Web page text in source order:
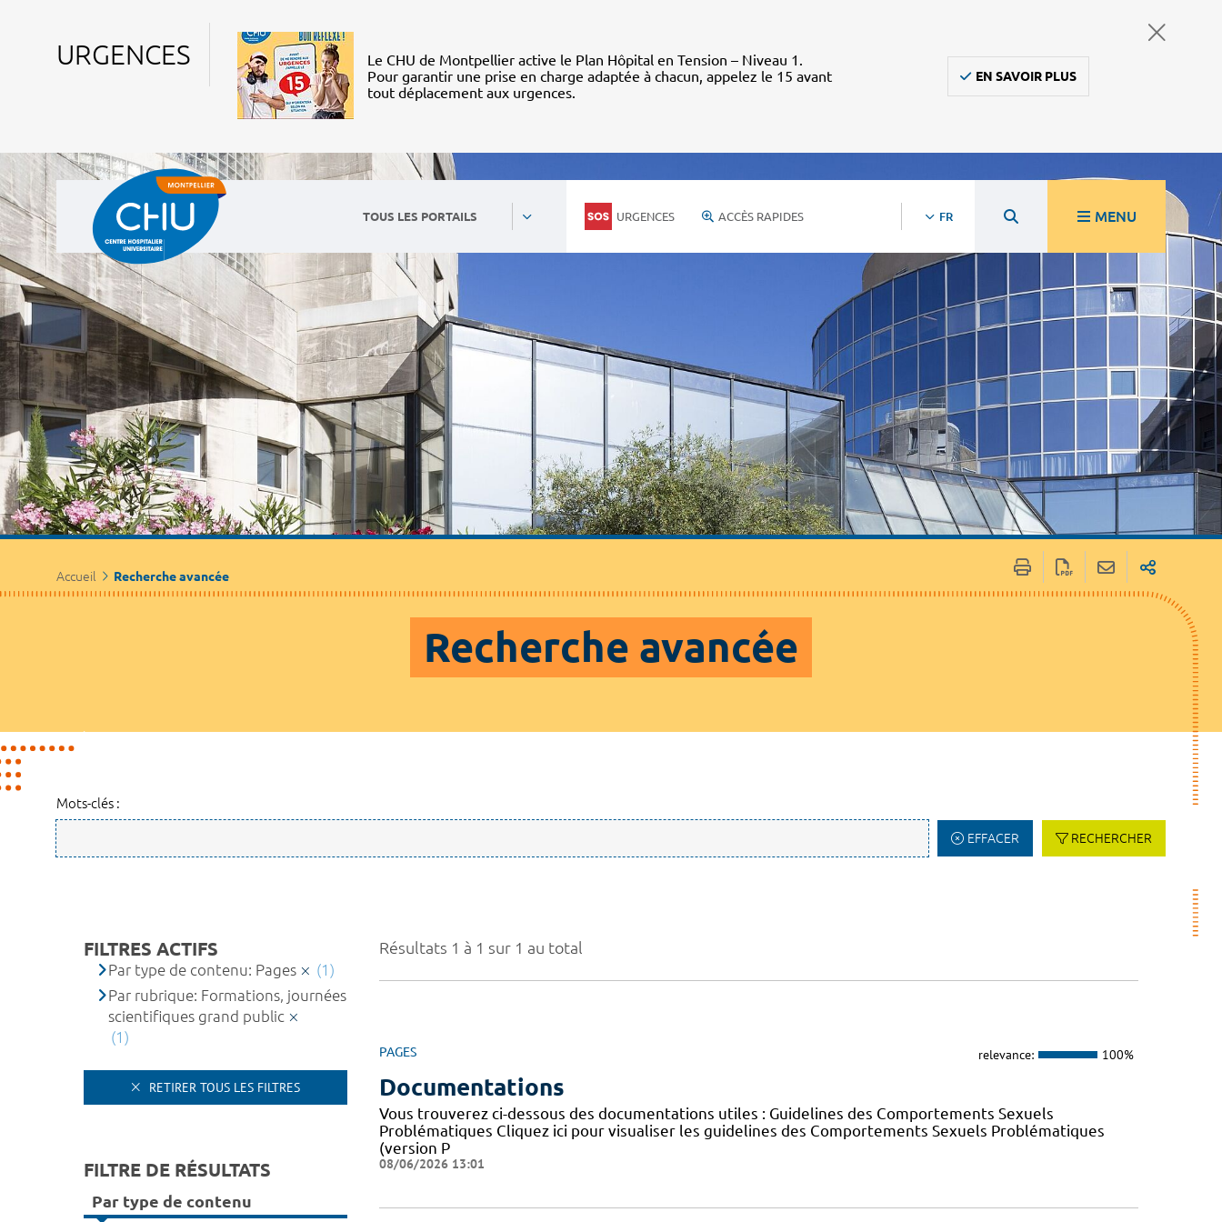
URGENCES
Le CHU de Montpellier active le Plan Hôpital en Tension – Niveau 1.
Pour garantir une prise en charge adaptée à chacun, appelez le 15 avant
tout déplacement aux urgences.
EN SAVOIR PLUS
TOUS LES PORTAILS URGENCES ACCÈS RAPIDES FR MENU
Accueil Recherche avancée
Recherche avancée
Mots-clés :
EFFACER RECHERCHER
Résultats 1 à 1 sur 1 au total
PAGES relevance: 100%
Documentations
Vous trouverez ci-dessous des documentations utiles : Guidelines des Comportements Sexuels
Problématiques Cliquez ici pour visualiser les guidelines des Comportements Sexuels Problématiques
(version P
08/06/2026 13:01
FILTRES ACTIFS
Par type de contenu: Pages
(1)
Par rubrique: Formations, journées
scientifiques grand public
(1)
RETIRER TOUS LES FILTRES
FILTRE DE RÉSULTATS
Par type de contenu